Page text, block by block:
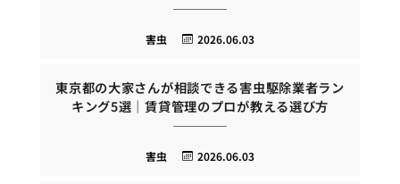
2026.06.03
害虫
東京都の大家さんが相談できる害虫駆除業者ラン
キング5選｜賃貸管理のプロが教える選び方
2026.06.03
害虫